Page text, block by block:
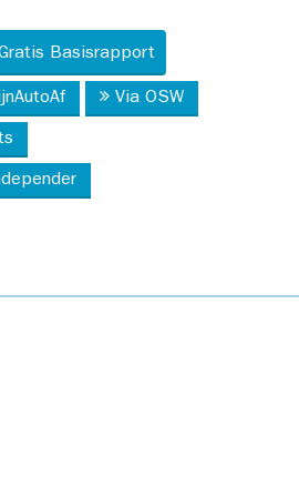
Basisrapport
Via OSW